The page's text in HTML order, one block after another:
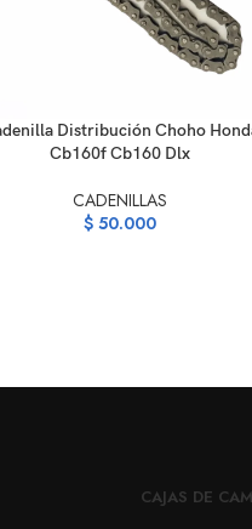
AL CARRITO
Distribución Choho
Cb160f Cb160 Dlx
CADENILLAS
$ 50.000
CAJAS DE